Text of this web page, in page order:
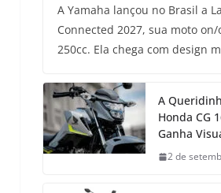
A Yamaha lançou no Brasil a
Connected 2027, sua moto
250cc. Ela chega com design
A
Honda CG
Ganha
2 de